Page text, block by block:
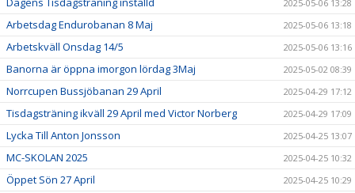
2025-05-06 13:28
Arbetsdag Endurobanan 8 Maj 2025-05-06 13:18
Arbetskväll Onsdag 14/5 2025-05-06 13:16
Banorna är öppna imorgon lördag 3Maj 2025-05-02 08:39
Norrcupen Bussjöbanan 29 April 2025-04-29 17:12
Tisdagsträning ikväll 29 April med Victor Norberg 2025-04-29 17:09
Lycka Till Anton Jonsson 2025-04-25 13:07
MC-SKOLAN 2025 2025-04-25 10:32
Öppet Sön 27 April 2025-04-25 10:29